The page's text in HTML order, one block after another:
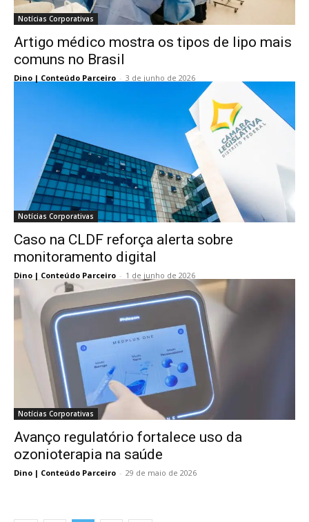
Notícias Corporativas
Artigo médico mostra os tipos de lipo mais
comuns no Brasil
Dino | Conteúdo Parceiro - 3 de junho de 2026
Notícias Corporativas
Caso na CLDF reforça alerta sobre
monitoramento digital
Dino | Conteúdo Parceiro - 1 de junho de 2026
Notícias Corporativas
Avanço regulatório fortalece uso da
ozonioterapia na saúde
Dino | Conteúdo Parceiro - 29 de maio de 2026